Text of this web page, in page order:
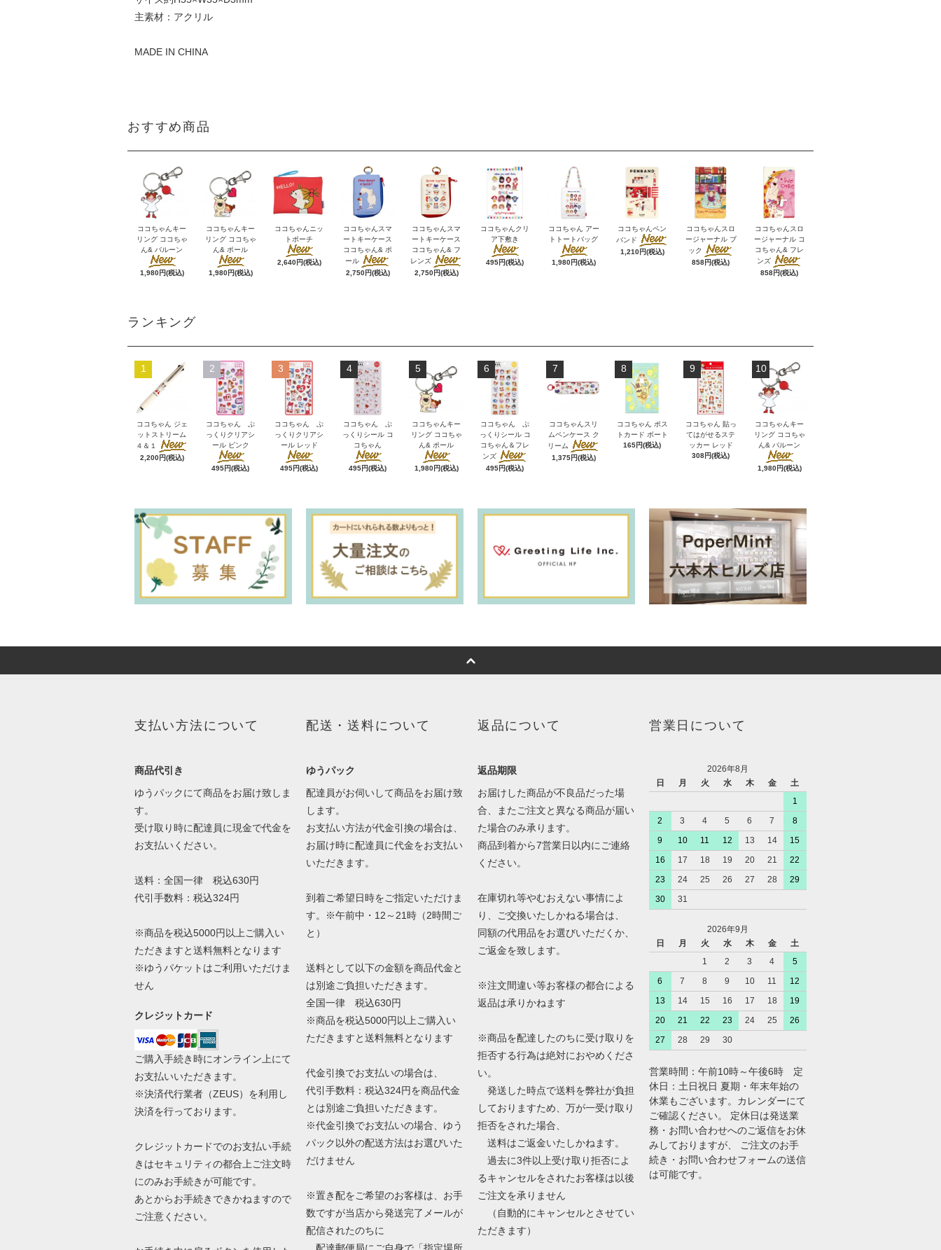
主素材：アクリル
MADE IN CHINA
おすすめ商品
ココちゃんキー
リング ココちゃ
ん& バルーン
1,980円(税込)
ココちゃんキー
リング ココちゃ
ん& ポール
1,980円(税込)
ココちゃんニッ
トポーチ
2,640円(税込)
ココちゃんスマ
ートキーケース
ココちゃん& ポ
ール
2,750円(税込)
ココちゃんスマ
ートキーケース
ココちゃん& フ
レンズ
2,750円(税込)
ココちゃんクリ
ア下敷き
495円(税込)
ココちゃん アー
トトートバッグ
1,980円(税込)
ココちゃんペン
バンド
1,210円(税込)
ココちゃんスロ
ージャーナル ブ
ック
858円(税込)
ココちゃんスロ
ージャーナル コ
コちゃん& フレ
ンズ
858円(税込)
ランキング
1
ココちゃん ジェ
ットストリーム
４＆１
2,200円(税込)
2
ココちゃん ぷ
っくりクリアシ
ール ピンク
495円(税込)
3
ココちゃん ぷ
っくりクリアシ
ール レッド
495円(税込)
4
ココちゃん ぷ
っくりシール コ
コちゃん
495円(税込)
5
ココちゃんキー
リング ココちゃ
ん& ポール
1,980円(税込)
6
ココちゃん ぷ
っくりシール コ
コちゃん＆フレ
ンズ
495円(税込)
7
ココちゃんスリ
ムペンケース ク
リーム
1,375円(税込)
8
ココちゃん ポス
トカード ボート
165円(税込)
9
ココちゃん 貼っ
てはがせるステ
ッカー レッド
308円(税込)
10
ココちゃんキー
リング ココちゃ
ん& バルーン
1,980円(税込)
支払い方法について
商品代引き
ゆうパックにて商品をお届け致しま
す。
受け取り時に配達員に現金で代金を
お支払いください。
送料：全国一律 税込630円
代引手数料：税込324円
※商品を税込5000円以上ご購入い
ただきますと送料無料となります
※ゆうパケットはご利用いただけま
せん
クレジットカード
ご購入手続き時にオンライン上にて
お支払いいただきます。
※決済代行業者（ZEUS）を利用し
決済を行っております。
クレジットカードでのお支払い手続
きはセキュリティの都合上ご注文時
にのみお手続きが可能です。
あとからお手続きできかねますので
ご注意ください。
配送・送料について
ゆうパック
配達員がお伺いして商品をお届け致
します。
お支払い方法が代金引換の場合は、
お届け時に配達員に代金をお支払い
いただきます。
到着ご希望日時をご指定いただけま
す。※午前中・12～21時（2時間ご
と）
送料として以下の金額を商品代金と
は別途ご負担いただきます。
全国一律 税込630円
※商品を税込5000円以上ご購入い
ただきますと送料無料となります
代金引換でお支払いの場合は、
代引手数料：税込324円を商品代金
とは別途ご負担いただきます。
※代金引換でお支払いの場合、ゆう
パック以外の配送方法はお選びいた
だけません
※置き配をご希望のお客様は、お手
数ですが当店から発送完了メールが
配信されたのちに
返品について
返品期限
お届けした商品が不良品だった場
合、またご注文と異なる商品が届い
た場合のみ承ります。
商品到着から7営業日以内にご連絡
ください。
在庫切れ等やむおえない事情によ
り、ご交換いたしかねる場合は、
同額の代用品をお選びいただくか、
ご返金を致します。
※注文間違い等お客様の都合による
返品は承りかねます
※商品を配達したのちに受け取りを
拒否する行為は絶対におやめくださ
い。
発送した時点で送料を弊社が負担
しておりますため、万が一受け取り
拒否をされた場合、
送料はご返金いたしかねます。
過去に3件以上受け取り拒否によ
るキャンセルをされたお客様は以後
ご注文を承りません
（自動的にキャンセルとさせてい
ただきます）
営業日について
2026年8月
日
月 火 水 木 金
土
1
2
3 4 5 6 7
8
9
10 11 12 13 14
15
16
17 18 19 20 21
22
23
24 25 26 27 28
29
30
31
2026年9月
日
月 火 水 木 金
土
1
2 3 4
5
6
7 8 9 10 11
12
13
14 15 16 17 18
19
20
21 22 23 24 25
26
27
28 29 30
営業時間：午前10時～午後6時 定
休日：土日祝日 夏期・年末年始の
休業もございます。カレンダーにて
ご確認ください。 定休日は発送業
務・お問い合わせへのご返信をお休
みしておりますが、 ご注文のお手
続き・お問い合わせフォームの送信
は可能です。